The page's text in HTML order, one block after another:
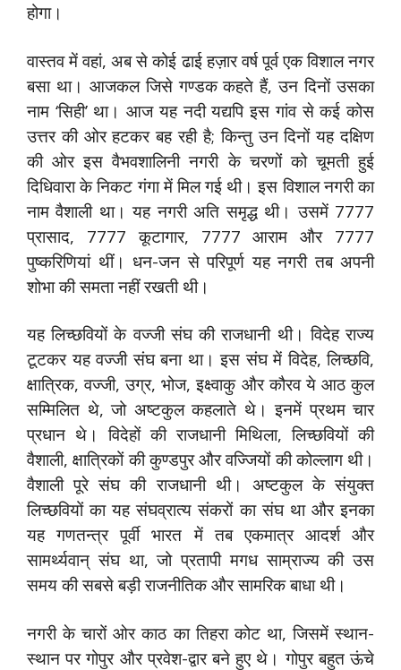
होगा।
वास्तव में वहां, अब से कोई ढाई हज़ार वर्ष पूर्व एक विशाल नगर
बसा था। आजकल जिसे गण्डक कहते हैं, उन दिनों उसका
नाम ‘सिही’ था। आज यह नदी यद्यपि इस गांव से कई कोस
उत्तर की ओर हटकर बह रही है; किन्तु उन दिनों यह दक्षिण
की ओर इस वैभवशालिनी नगरी के चरणों को चूमती हुई
दिधिवारा के निकट गंगा में मिल गई थी। इस विशाल नगरी का
नाम वैशाली था। यह नगरी अति समृद्ध थी। उसमें 7777
प्रासाद, 7777 कूटागार, 7777 आराम और 7777
पुष्करिणियां थीं। धन-जन से परिपूर्ण यह नगरी तब अपनी
शोभा की समता नहीं रखती थी।
यह लिच्छवियों के वज्जी संघ की राजधानी थी। विदेह राज्य
टूटकर यह वज्जी संघ बना था। इस संघ में विदेह, लिच्छवि,
क्षात्रिक, वज्जी, उग्र, भोज, इक्ष्वाकु और कौरव ये आठ कुल
सम्मिलित थे, जो अष्टकुल कहलाते थे। इनमें प्रथम चार
प्रधान थे। विदेहों की राजधानी मिथिला, लिच्छवियों की
वैशाली, क्षात्रिकों की कुण्डपुर और वज्जियों की कोल्लाग थी।
वैशाली पूरे संघ की राजधानी थी। अष्टकुल के संयुक्त
लिच्छवियों का यह संघव्रात्य संकरों का संघ था और इनका
यह गणतन्त्र पूर्वी भारत में तब एकमात्र आदर्श और
सामर्थ्यवान् संघ था, जो प्रतापी मगध साम्राज्य की उस
समय की सबसे बड़ी राजनीतिक और सामरिक बाधा थी।
नगरी के चारों ओर काठ का तिहरा कोट था, जिसमें स्थान-
स्थान पर गोपुर और प्रवेश-द्वार बने हुए थे। गोपुर बहुत ऊंचे